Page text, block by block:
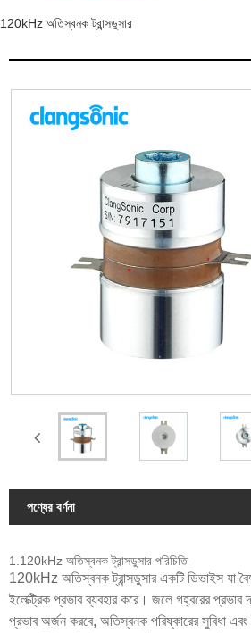
120kHz অতিস্বনক ট্রান্সডুসার
পণ্যের বর্ণনা
1.120kHz অতিস্বনক ট্রান্সডুসার পরিচিতি
120kHz অতিস্বনক ট্রান্সডুসার একটি ডিভাইস যা
ইলেক্ট্রিক প্রভাব ব্যবহার করে। জলে গহ্বরের প্রভাব
প্রভাব অর্জন করবে, অতিস্বনক পরিষ্কারের সুবিধা